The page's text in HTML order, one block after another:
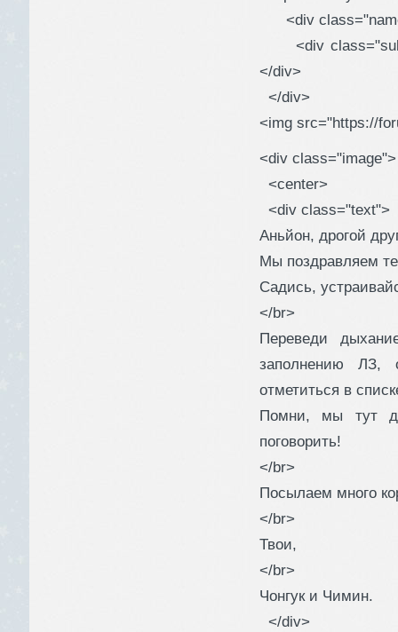
<div
<div
</div>
</div>
<img src="https://
<div class="image">
<center>
<div class="text">
Аньйон, дрогой
Мы поздравляем
Садись,
</br>
Переведи
заполнению ЛЗ,
отметиться в
Помни, мы тут
поговорить!
</br>
Посылаем много
</br>
Твои,
</br>
Чонгук и Чимин.
</div>